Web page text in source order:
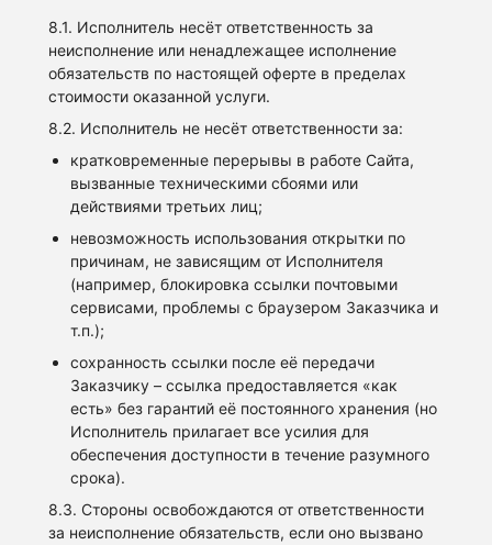
8.1. Исполнитель несёт ответственность за
неисполнение или ненадлежащее исполнение
обязательств по настоящей оферте в пределах
стоимости оказанной услуги.
8.2. Исполнитель не несёт ответственности за:
кратковременные перерывы в работе Сайта,
вызванные техническими сбоями или
действиями третьих лиц;
невозможность использования открытки по
причинам, не зависящим от Исполнителя
(например, блокировка ссылки почтовыми
сервисами, проблемы с браузером Заказчика и
т.п.);
сохранность ссылки после её передачи
Заказчику – ссылка предоставляется «как
есть» без гарантий её постоянного хранения (но
Исполнитель прилагает все усилия для
обеспечения доступности в течение разумного
срока).
8.3. Стороны освобождаются от ответственности
за неисполнение обязательств, если оно вызвано